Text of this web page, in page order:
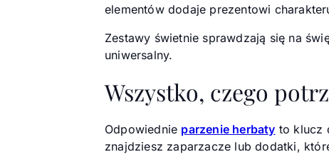
elementów dodaje prezentowi
Zestawy świetnie sprawdzają się na
uniwersalny.
Wszystko, czego
Odpowiednie parzenie herbaty to klucz
znajdziesz zaparzacze lub dodatki,